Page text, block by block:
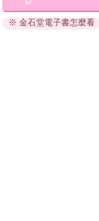
退換貨須知：
因版權保護，您在
※ 金石堂電子書怎麼看